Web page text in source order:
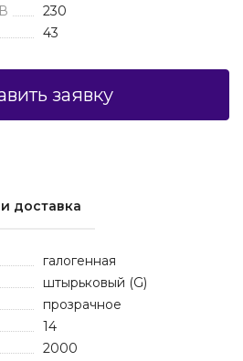
230
43
заявку
доставка
галогенная
штырьковый (G)
прозрачное
14
2000